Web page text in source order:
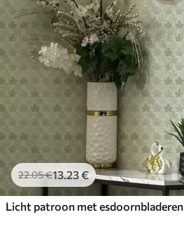
22.05€13.23€
Licht patroon met esdoornbladeren